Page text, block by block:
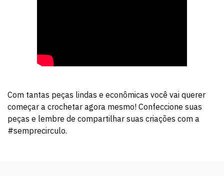
Com tantas peças lindas e econômicas você vai querer
começar a crochetar agora mesmo! Confeccione suas
peças e lembre de compartilhar suas criações com a
#semprecirculo.